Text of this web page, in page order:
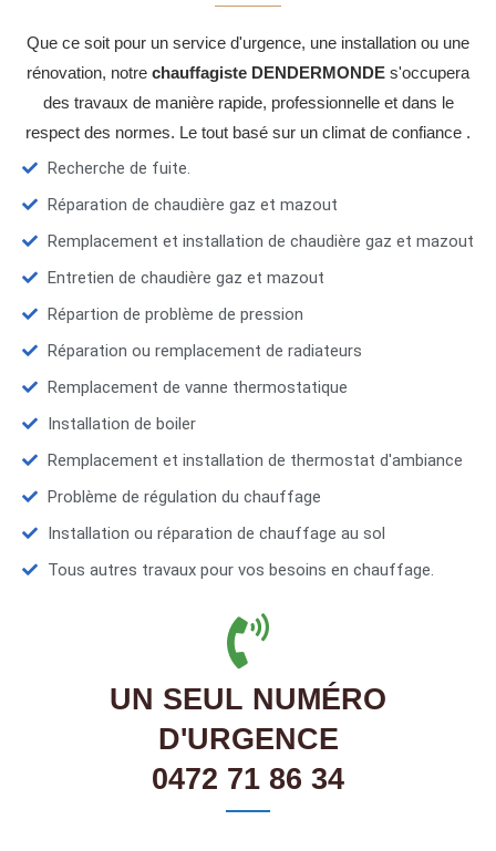
Que ce soit pour un service d'urgence, une installation ou une
rénovation, notre chauffagiste DENDERMONDE s'occupera
des travaux de manière rapide, professionnelle et dans le
respect des normes. Le tout basé sur un climat de confiance .
Recherche de fuite.
Réparation de chaudière gaz et mazout
Remplacement et installation de chaudière gaz et mazout
Entretien de chaudière gaz et mazout
Répartion de problème de pression
Réparation ou remplacement de radiateurs
Remplacement de vanne thermostatique
Installation de boiler
Remplacement et installation de thermostat d'ambiance
Problème de régulation du chauffage
Installation ou réparation de chauffage au sol
Tous autres travaux pour vos besoins en chauffage.
UN SEUL NUMÉRO
D'URGENCE
0472 71 86 34